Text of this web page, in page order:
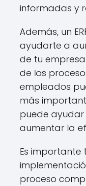
informadas y
Además, un
ayudarte a
de tu
de los
empleados
más
puede ayudar
aumentar la
Es importante
proceso